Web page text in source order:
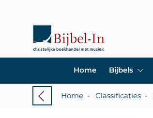
Home Bijbels
Home - Classificaties -